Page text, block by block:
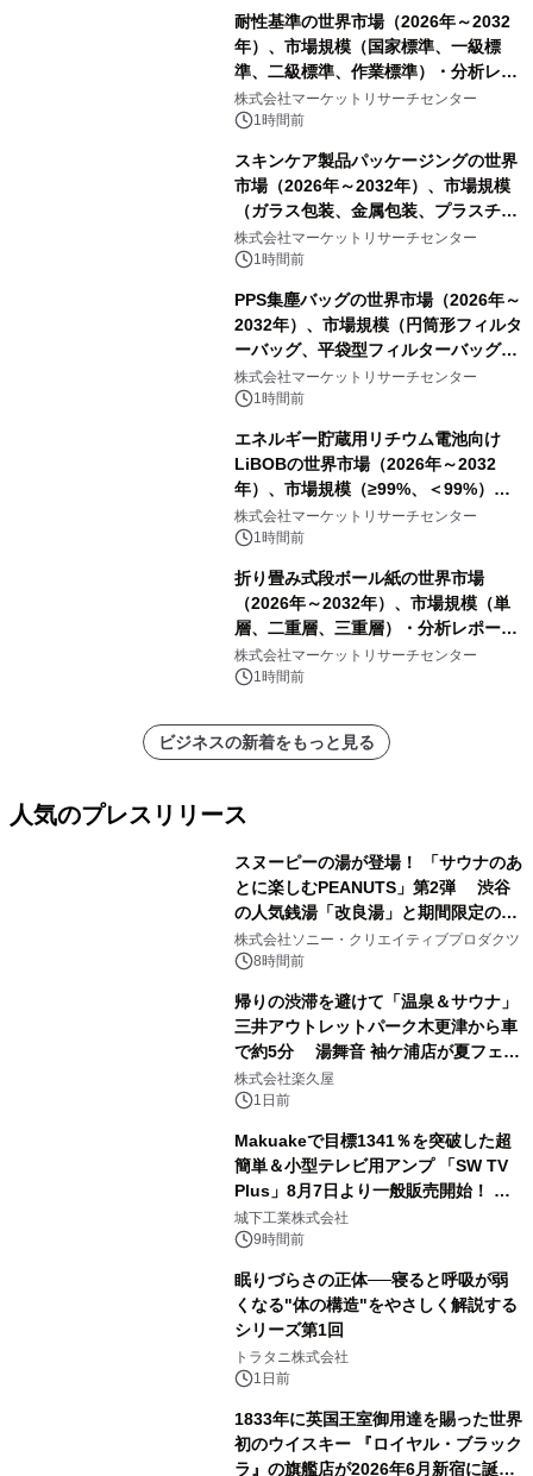
耐性基準の世界市場（2026年～2032
年）、市場規模（国家標準、一級標
準、二級標準、作業標準）・分析レポ
ートを発表
株式会社マーケットリサーチセンター
1時間前
スキンケア製品パッケージングの世界
市場（2026年～2032年）、市場規模
（ガラス包装、金属包装、プラスチッ
ク包装、その他）・分析レポートを発
表
株式会社マーケットリサーチセンター
1時間前
PPS集塵バッグの世界市場（2026年～
2032年）、市場規模（円筒形フィルタ
ーバッグ、平袋型フィルターバッグ、
プリーツフィルターバッグ、その
他）・分析レポートを発表
株式会社マーケットリサーチセンター
1時間前
エネルギー貯蔵用リチウム電池向け
LiBOBの世界市場（2026年～2032
年）、市場規模（≥99%、＜99%）・
分析レポートを発表
株式会社マーケットリサーチセンター
1時間前
折り畳み式段ボール紙の世界市場
（2026年～2032年）、市場規模（単
層、二重層、三重層）・分析レポート
を発表
株式会社マーケットリサーチセンター
1時間前
ビジネスの新着をもっと見る
人気のプレスリリース
スヌーピーの湯が登場！ 「サウナのあ
とに楽しむPEANUTS」第2弾 渋谷
の人気銭湯「改良湯」と期間限定のコ
ラボレーション サウナイキタイコラ
ボグッズも発売決定！
株式会社ソニー・クリエイティブプロダクツ
8時間前
帰りの渋滞を避けて「温泉＆サウナ」
三井アウトレットパーク木更津から車
で約5分 湯舞音 袖ケ浦店が夏フェア
メニューを提供
株式会社楽久屋
1日前
Makuakeで目標1341％を突破した超
簡単＆小型テレビ用アンプ 「SW TV
Plus」8月7日より一般販売開始！ ケ
ーブル1本つなぐだけ、テレビの音が
ぐっと豊かに
城下工業株式会社
9時間前
眠りづらさの正体──寝ると呼吸が弱
くなる"体の構造"をやさしく解説する
シリーズ第1回
トラタニ株式会社
1日前
1833年に英国王室御用達を賜った世界
初のウイスキー 『ロイヤル・ブラック
ラ』の旗艦店が2026年6月新宿に誕